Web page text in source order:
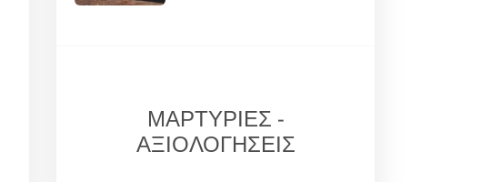
ΜΑΡΤΥΡΙΕΣ -
ΑΞΙΟΛΟΓΗΣΕΙΣ